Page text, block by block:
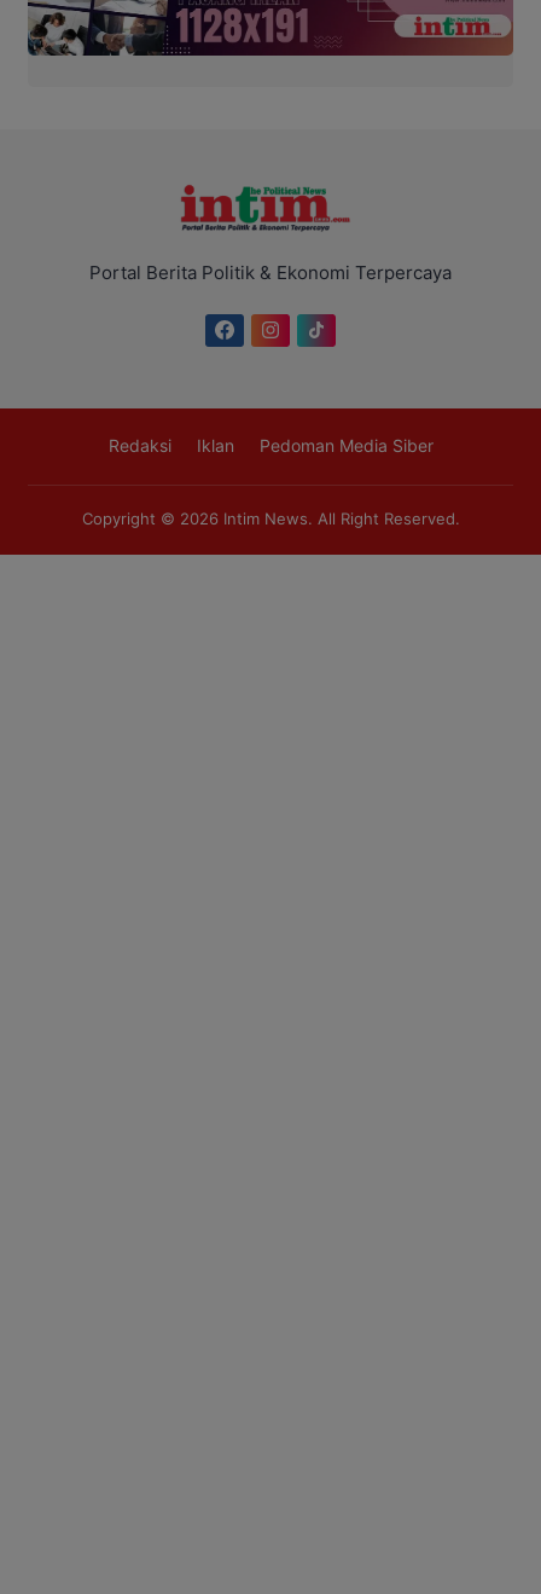
Portal Berita Politik & Ekonomi Terpercaya
Redaksi Iklan Pedoman Media Siber
Copyright © 2026 Intim News. All Right Reserved.